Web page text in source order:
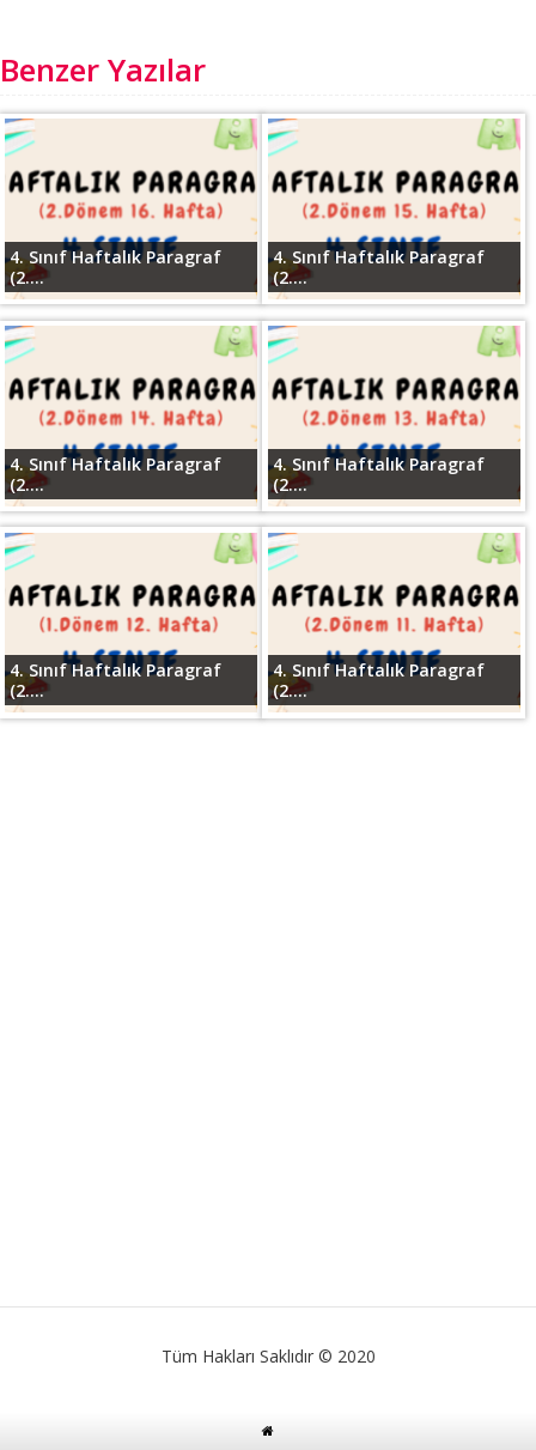
Benzer Yazılar
4. Sınıf Haftalık Paragraf
(2....
4. Sınıf Haftalık Paragraf
(2....
4. Sınıf Haftalık Paragraf
(2....
4. Sınıf Haftalık Paragraf
(2....
4. Sınıf Haftalık Paragraf
(2....
4. Sınıf Haftalık Paragraf
(2....
Tüm Hakları Saklıdır © 2020